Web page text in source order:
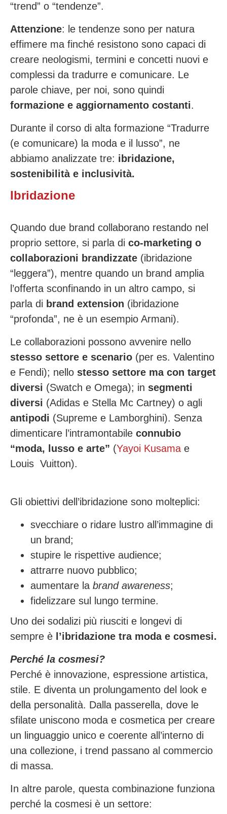
“trend” o “tendenze”.
Attenzione: le tendenze sono per natura
effimere ma finché resistono sono capaci di
creare neologismi, termini e concetti nuovi e
complessi da tradurre e comunicare. Le
parole chiave, per noi, sono quindi
formazione e aggiornamento costanti.
Durante il corso di alta formazione “Tradurre
(e comunicare) la moda e il lusso”, ne
abbiamo analizzate tre: ibridazione,
sostenibilità e inclusività.
Ibridazione
Quando due brand collaborano restando nel
proprio settore, si parla di co-marketing o
collaborazioni brandizzate (ibridazione
“leggera”), mentre quando un brand amplia
l’offerta sconfinando in un altro campo, si
parla di brand extension (ibridazione
“profonda”, ne è un esempio Armani).
Le collaborazioni possono avvenire nello
stesso settore e scenario (per es. Valentino
e Fendi); nello stesso settore ma con target
diversi (Swatch e Omega); in segmenti
diversi (Adidas e Stella Mc Cartney) o agli
antipodi (Supreme e Lamborghini). Senza
dimenticare l’intramontabile connubio
“moda, lusso e arte” (Yayoi Kusama e
Louis Vuitton).
Gli obiettivi dell’ibridazione sono molteplici:
svecchiare o ridare lustro all’immagine di
un brand;
stupire le rispettive audience;
attrarre nuovo pubblico;
aumentare la brand awareness;
fidelizzare sul lungo termine.
Uno dei sodalizi più riusciti e longevi di
sempre è l’ibridazione tra moda e cosmesi.
Perché la cosmesi?
Perché è innovazione, espressione artistica,
stile. E diventa un prolungamento del look e
della personalità. Dalla passerella, dove le
sfilate uniscono moda e cosmetica per creare
un linguaggio unico e coerente all’interno di
una collezione, i trend passano al commercio
di massa.
In altre parole, questa combinazione funziona
perché la cosmesi è un settore: